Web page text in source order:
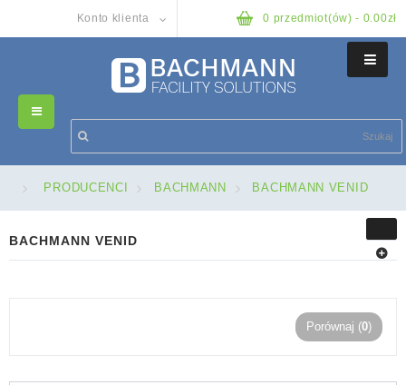
BACHMANN CONI
CONI DUO
CONI COVER
0 przedmiot(ów) - 0.00zł
Konto klienta
BACHMANN CONI
CONI DUO
POWER FRAME
Toggle
navigation
> PRODUCENCI > BACHMANN > BACHMANN VENID
BACHMANN VENID
Porównaj (0)